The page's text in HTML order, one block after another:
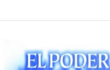
was:
$164.900.